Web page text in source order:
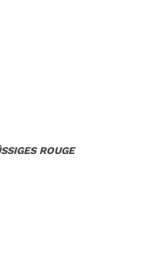
ROUGE